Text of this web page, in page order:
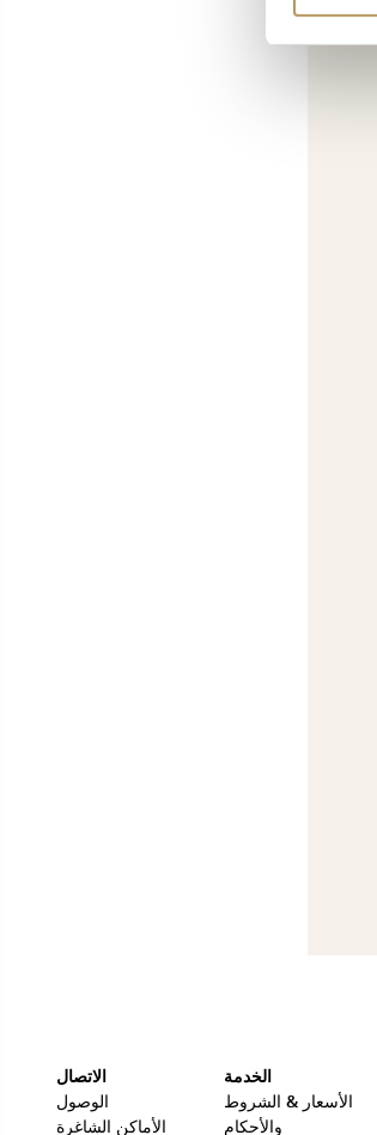
الاتصال
الوصول
الأماكن الشاغرة
الخدمة
الأسعار & الشروط
والأحكام